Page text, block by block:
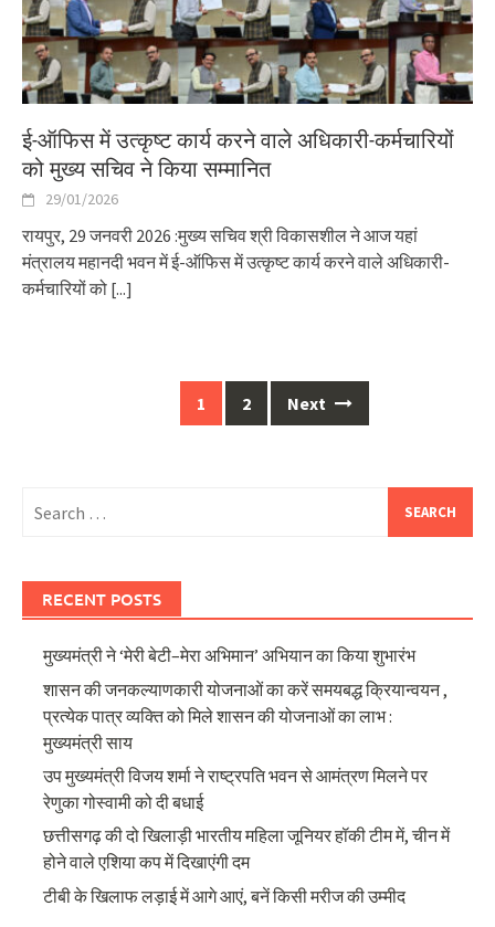
ई-ऑफिस में उत्कृष्ट कार्य करने वाले अधिकारी-कर्मचारियों
को मुख्य सचिव ने किया सम्मानित
29/01/2026
रायपुर, 29 जनवरी 2026 :मुख्य सचिव श्री विकासशील ने आज यहां
मंत्रालय महानदी भवन में ई-ऑफिस में उत्कृष्ट कार्य करने वाले अधिकारी-
कर्मचारियों को [...]
1 2 Next
for:
RECENT POSTS
मुख्यमंत्री ने ‘मेरी बेटी–मेरा अभिमान’ अभियान का किया शुभारंभ
शासन की जनकल्याणकारी योजनाओं का करें समयबद्ध क्रियान्वयन ,
प्रत्येक पात्र व्यक्ति को मिले शासन की योजनाओं का लाभ :
मुख्यमंत्री साय
उप मुख्यमंत्री विजय शर्मा ने राष्ट्रपति भवन से आमंत्रण मिलने पर
रेणुका गोस्वामी को दी बधाई
छत्तीसगढ़ की दो खिलाड़ी भारतीय महिला जूनियर हॉकी टीम में, चीन में
होने वाले एशिया कप में दिखाएंगी दम
टीबी के खिलाफ लड़ाई में आगे आएं, बनें किसी मरीज की उम्मीद